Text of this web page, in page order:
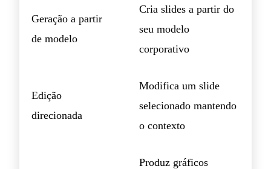
Geração a partir
de modelo
Cria slides a partir do
seu modelo
corporativo
Edição
direcionada
Modifica um slide
selecionado mantendo
o contexto
Produz gráficos